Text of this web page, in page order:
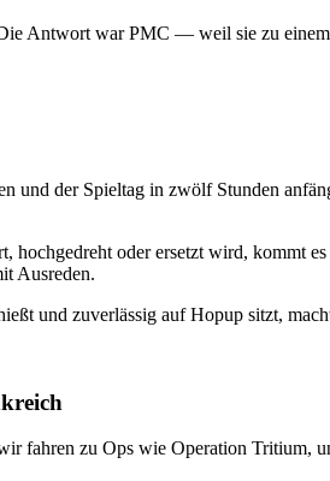
Antwort war PMC — weil sie zu
und der Spieltag in zwölf Stunden
hochgedreht oder ersetzt wird, kommt
Ausreden.
und zuverlässig auf Hopup sitzt,
fahren zu Ops wie Operation Tritium,